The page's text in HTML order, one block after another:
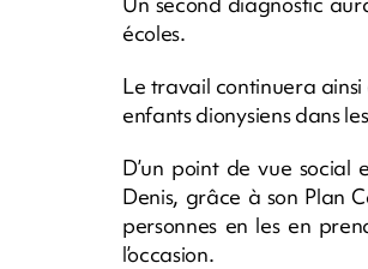
écoles.
Le travail continuera
enfants dionysiens dans
D’un point de vue
Denis, grâce à son Plan
personnes en les en
l’occasion.